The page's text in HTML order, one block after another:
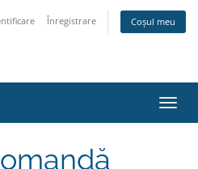
Înregistrare Coșul meu